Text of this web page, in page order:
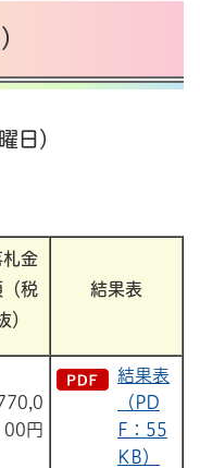
日）
札金
（税
）
結果表
00円
結果表
（PD
F：55
KB）